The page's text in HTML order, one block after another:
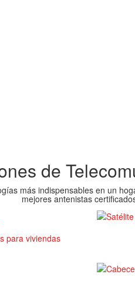
de
más indispensables en un
mejores antenistas
para viviendas